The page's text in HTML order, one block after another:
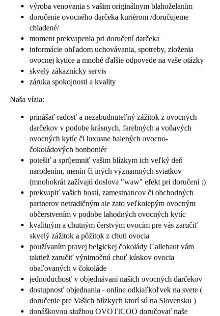
výroba venovania s vašim originálnym blahoželaním
doručenie ovocného darčeka kuriérom /doručujeme
chladené/
moment prekvapenia pri doručení darčeka
informácie ohľadom uchovávania, spotreby, zloženia
ovocnej kytice a mnohé ďalšie odpovede na vaše otázky
skvelý zákaznícky servis
záruka spokojnosti a kvality
Naša vízia:
prinášať radosť a nezabudnuteľný zážitok z ovocných
darčekov v podobe krásnych, farebných a voňavých
ovocných kytíc či luxusne balených ovocno-
čokoládových bonboniér
potešiť a spríjemniť vašim blízkym ich veľký deň
narodením, menín či iných významných sviatkov
(mnohokrát zažívajú doslova "waw" efekt pri doručení :)
prekvapiť vašich hostí, zamestnancov či obchodných
partnerov netradičným ale zato veľkolepým ovocným
občerstvením v podobe lahodných ovocných kytíc
kvalitným a chutným čerstvým ovocím pre vás zaručiť
skvelý zážitok a pôžitok z chuti ovocia
používaním pravej belgickej čokolády Callebaut vám
taktiež zaručiť výnimočnú chuť kúskov ovocia
obaľovaných v čokoláde
jednoduchosť v objednávaní našich ovocných darčekov
dostupnosť objednania - online odkiaľkoľvek na svete (
doručenie pre Vašich blízkych ktorí sú na Slovensku )
donáškovou službou OVOTICOO doručovať naše
VIKTORIA